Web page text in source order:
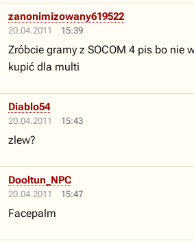
20.04.2011 15:39
zanonimizowany619522
Zróbcie gramy z SOCOM 4 pis bo nie
kupić dla multi
20.04.2011 15:43
Diablo54
zlew?
20.04.2011 15:47
Dooltun_NPC
Facepalm